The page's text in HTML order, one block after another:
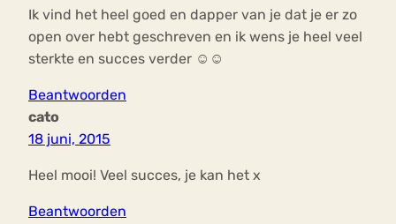
Ik vind het heel goed en dapper van je dat je er zo
open over hebt geschreven en ik wens je heel veel
sterkte en succes verder ☺☺
Beantwoorden
cato
18 juni, 2015
Heel mooi! Veel succes, je kan het x
Beantwoorden